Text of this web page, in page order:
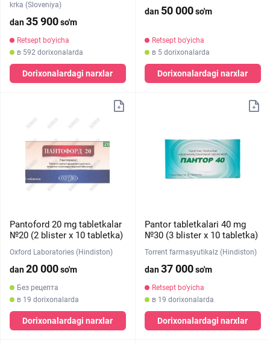
krka (Sloveniya)
dan35 900so'm
Retsept bo'yicha
в 592 dorixonalarda
Dorixonalardagi narxlar
dan 50 000so'm
Retsept bo'yicha
в 5 dorixonalarda
Dorixonalardagi narxlar
Pantoford 20 mg tabletkalar
№20 (2 blister х 10 tabletka)
Oxford Laboratories (Hindiston)
dan20 000so'm
Без рецепта
в 19 dorixonalarda
Dorixonalardagi narxlar
Pantor tabletkalari 40 mg
№30 (3 blister х 10 tabletka)
Torrent farmasyutikalz (Hindiston)
dan37 000so'm
Retsept bo'yicha
в 19 dorixonalarda
Dorixonalardagi narxlar